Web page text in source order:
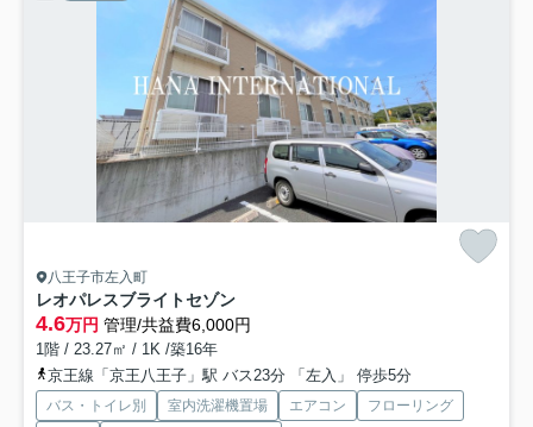
八王子市左入町
レオパレスブライトセゾン
4.6万円 管理/共益費6,000円
1階 / 23.27㎡ / 1K /築16年
京王線「京王八王子」駅 バス23分 「左入」 停歩5分
バス・トイレ別 室内洗濯機置場 エアコン
フローリング